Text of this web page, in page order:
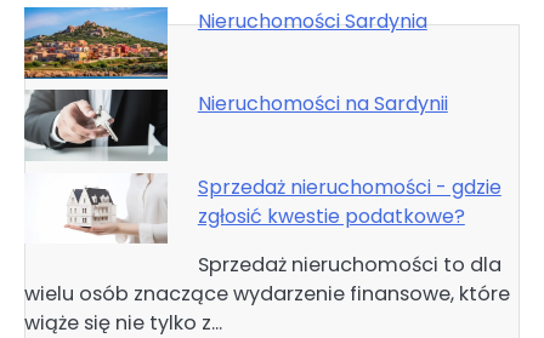
Nieruchomości Sardynia
Nieruchomości na Sardynii
Sprzedaż nieruchomości - gdzie
zgłosić kwestie podatkowe?
Sprzedaż nieruchomości to dla
wielu osób znaczące wydarzenie finansowe, które
wiąże się nie tylko z…